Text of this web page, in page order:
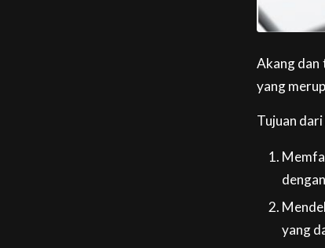
Akang dan
yang
Tujuan
yang